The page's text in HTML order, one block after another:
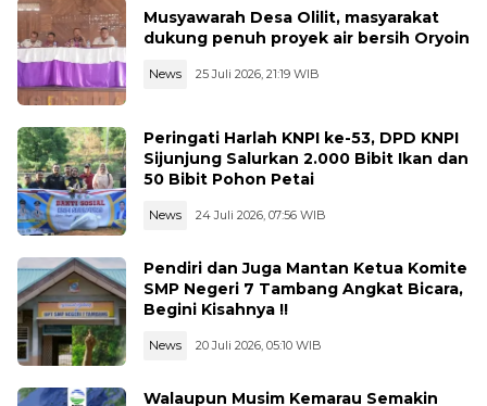
Musyawarah Desa Olilit, masyarakat
dukung penuh proyek air bersih Oryoin
News 25 Juli 2026, 21:19 WIB
Peringati Harlah KNPI ke-53, DPD KNPI
Sijunjung Salurkan 2.000 Bibit Ikan dan
50 Bibit Pohon Petai
News 24 Juli 2026, 07:56 WIB
Pendiri dan Juga Mantan Ketua Komite
SMP Negeri 7 Tambang Angkat Bicara,
Begini Kisahnya !!
News 20 Juli 2026, 05:10 WIB
Walaupun Musim Kemarau Semakin